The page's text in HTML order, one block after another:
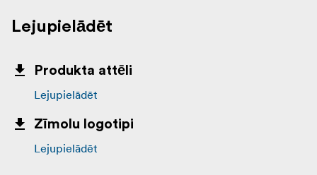
Lejupielādēt
Produkta attēli
Lejupielādēt
Zīmolu logotipi
Lejupielādēt